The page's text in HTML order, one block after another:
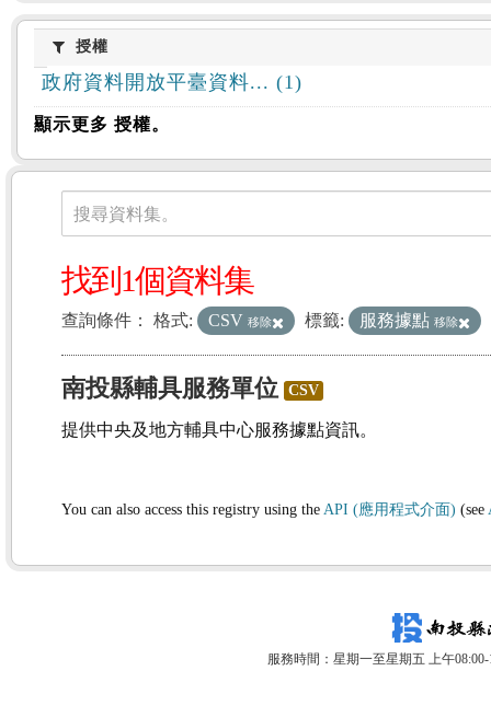
授權授權
政府資料開放平臺資料... (1)
顯示更多 授權。
資料集
搜尋資料集。
找到1個資料集
查詢條件： 格式: CSV 移除 標籤: 服務據點 移除
南投縣輔具服務單位 CSV
提供中央及地方輔具中心服務據點資訊。
You can also access this registry using the API (應用程式介面) (see
服務時間：星期一至星期五 上午